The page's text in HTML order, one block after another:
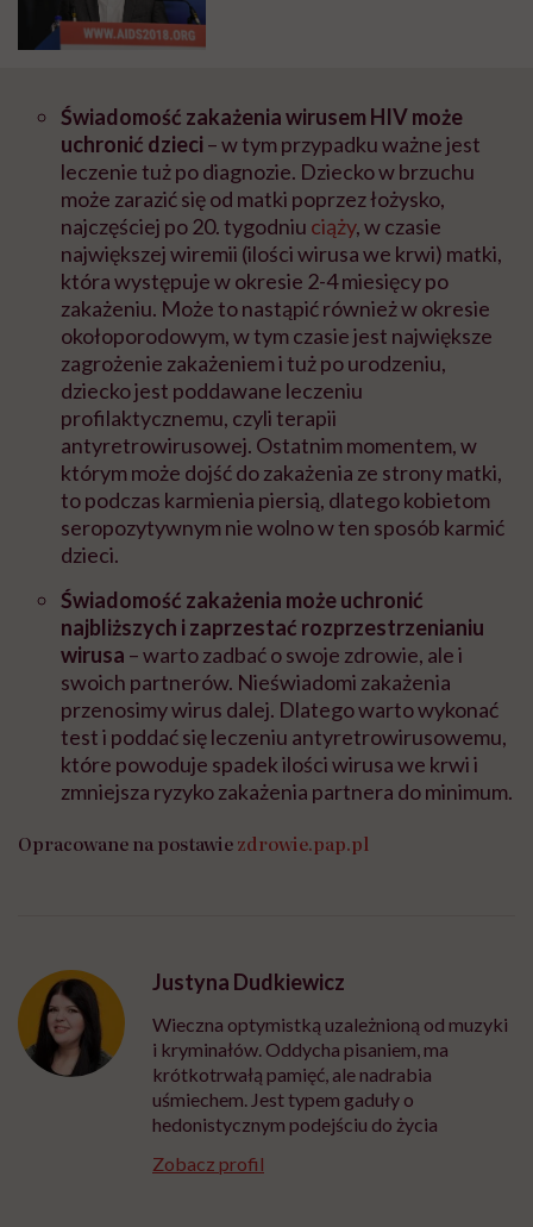
Świadomość zakażenia wirusem HIV może
uchronić dzieci – w tym przypadku ważne jest
leczenie tuż po diagnozie. Dziecko w brzuchu
może zarazić się od matki poprzez łożysko,
najczęściej po 20. tygodniu ciąży, w czasie
największej wiremii (ilości wirusa we krwi) matki,
która występuje w okresie 2-4 miesięcy po
zakażeniu. Może to nastąpić również w okresie
okołoporodowym, w tym czasie jest największe
zagrożenie zakażeniem i tuż po urodzeniu,
dziecko jest poddawane leczeniu
profilaktycznemu, czyli terapii
antyretrowirusowej. Ostatnim momentem, w
którym może dojść do zakażenia ze strony matki,
to podczas karmienia piersią, dlatego kobietom
seropozytywnym nie wolno w ten sposób karmić
dzieci.
Świadomość zakażenia może uchronić
najbliższych i zaprzestać rozprzestrzenianiu
wirusa – warto zadbać o swoje zdrowie, ale i
swoich partnerów. Nieświadomi zakażenia
przenosimy wirus dalej. Dlatego warto wykonać
test i poddać się leczeniu antyretrowirusowemu,
które powoduje spadek ilości wirusa we krwi i
zmniejsza ryzyko zakażenia partnera do minimum.
Opracowane na postawiezdrowie.pap.pl
Justyna Dudkiewicz
Wieczna optymistką uzależnioną od muzyki
i kryminałów. Oddycha pisaniem, ma
krótkotrwałą pamięć, ale nadrabia
uśmiechem. Jest typem gaduły o
hedonistycznym podejściu do życia
Zobacz profil